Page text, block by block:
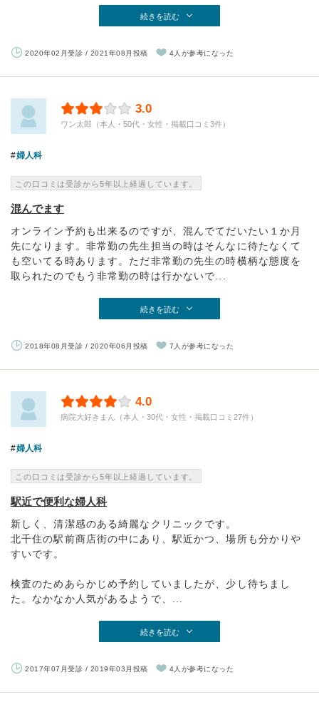
続きを読む
2020年02月受診 / 2021年08月投稿 4人が参考になった
3.0
ワン太郎（本人・50代・女性・掲載口コミ3件）
婦人科
この口コミは受診から5年以上経過しています。
混んでます
オンライン予約も出来るのですが、混んでてだいたい１か月
先になります。非常勤の先生担当の時はそんなに待たなくて
も空いてる時あります。ただ非常勤の先生の時横柄な態度を
取られたのでもう非常勤の時は行かないで...
続きを読む
2018年08月受診 / 2020年06月投稿 7人が参考になった
4.0
病院大好きまん（本人・30代・女性・掲載口コミ27件）
婦人科
この口コミは受診から5年以上経過しています。
駅近で便利な婦人科
新しく、清潔感のある綺麗なクリニックです。
北千住の駅前商店街の中にあり、駅近かつ、場所も分かりや
すいです。
検査のためあらかじめ予約していましたが、少し待ちまし
た。なかなか人気があるようで、...
続きを読む
2017年07月受診 / 2019年03月投稿 4人が参考になった